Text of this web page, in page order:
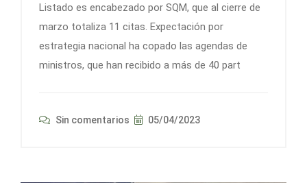
Listado es encabezado por SQM, que al cierre de
marzo totaliza 11 citas. Expectación por
estrategia nacional ha copado las agendas de
ministros, que han recibido a más de 40 part
Sin comentarios 05/04/2023